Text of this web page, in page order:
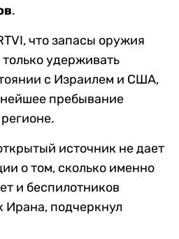
.
что запасы оружия
удерживать
с Израилем и США,
пребывание
источник не дает
о том, сколько именно
и беспилотников
Ирана, подчеркнул